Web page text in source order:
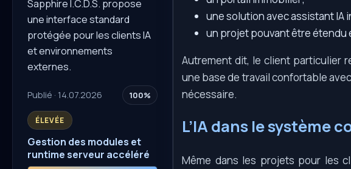
Sapphire I.C.D.S. propose
une interface standard
protégée pour les clients IA
et environnements
externes.
Publié · 14.07.2026 100%
ÉLEVÉE
Gestion des modules et
runtime serveur accéléré
une solution avec assistant IA
un projet pouvant être étendu
Autrement dit, le client particulier
une base de travail confortable
nécessaire.
L’IA dans le système
Même dans les projets pour les